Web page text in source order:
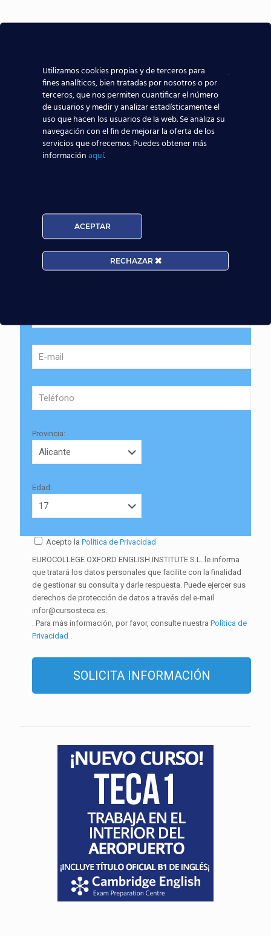
Provincia:
Edad:
Acepto la Política de Privacidad
EUROCOLLEGE OXFORD ENGLISH INSTITUTE S.L. le informa
que tratará los datos personales que facilite con la finalidad
de gestionar su consulta y darle respuesta. Puede ejercer sus
derechos de protección de datos a través del e-mail
infor@cursosteca.es.
. Para más información, por favor, consulte nuestra Política de
Privacidad .
Utilizamos cookies propias y de terceros para
fines analíticos, bien tratadas por nosotros o por
terceros, que nos permiten cuantificar el número
de usuarios y medir y analizar estadísticamente el
uso que hacen los usuarios de la web. Se analiza su
navegación con el fin de mejorar la oferta de los
servicios que ofrecemos. Puedes obtener más
informaciónaquí.
ACEPTAR
RECHAZAR